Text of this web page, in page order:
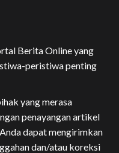
Berita Online yang
peristiwa penting
yang merasa
penayangan artikel
dapat mengirimkan
dan/atau koreksi